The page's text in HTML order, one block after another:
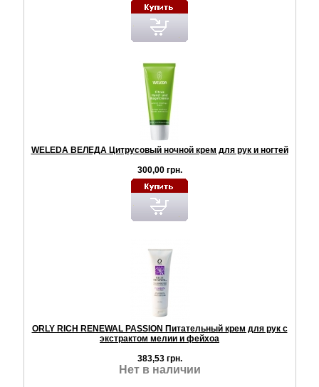
WELEDA ВЕЛЕДА Цитрусовый ночной крем для рук и ногтей
300,00 грн.
ORLY RICH RENEWAL PASSION Питательный крем для рук с
экстрактом мелии и фейхоа
383,53 грн.
Нет в наличии